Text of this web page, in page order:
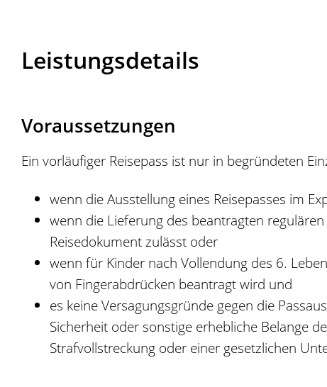
Leistungsdetails
Voraussetzungen
Ein vorläufiger Reisepass ist nur in begründeten
wenn die Ausstellung eines Reisepasses im
wenn die Lieferung des beantragten
Reisedokument zulässt oder
wenn für Kinder nach Vollendung des 6.
von Fingerabdrücken beantragt wird und
es keine Versagungsgründe gegen die
Sicherheit oder sonstige erhebliche Belange
Strafvollstreckung oder einer gesetzlichen